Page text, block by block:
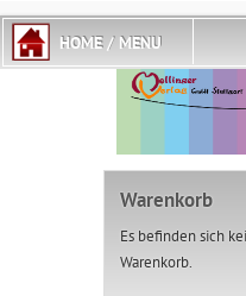
Warenkorb
Es befinden sich
Warenkorb.